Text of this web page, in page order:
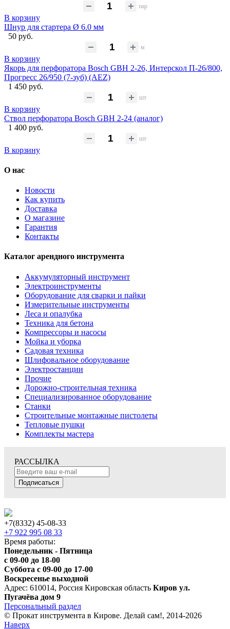
пар
В корзину
Шнур для стартера Ø 6.0 мм
50 руб.
м
В корзину
Якорь для перфоратора Bosch GBH 2-26, Интерскол П-26/800,
Прогресс 26/950 (7-зуб) (AEZ)
1 450 руб.
шт
В корзину
Ствол перфоратора Bosch GBH 2-24 (аналог)
1 400 руб.
шт
В корзину
О нас
Новости
Как купить
Доставка
О магазине
Гарантия
Контакты
Каталог арендного инструмента
Аккумуляторный инструмент
Электроинструменты
Оборудование для сварки и пайки
Измерительные инструменты
Леса и опалубка
Техника для бетона
Компрессоры и насосы
Мойка и уборка
Садовая техника
Шлифовальное оборудование
Электростанции
Прочие
Дорожно-строительная техника
Специализированное оборудование
Станки
Строительные монтажные пистолеты
Тепловые пушки
Комплекты мастера
РАССЫЛКА
Подписаться
+7(8332) 45-08-33
+7 922 995 08 33
Время работы:
Понедельник - Пятница
с 09-00 до 18-00
Суббота с 09-00 до 17-00
Воскресенье выходной
Адрес: 610014, Россия Кировская область Киров ул.
Пугачёва дом 9
Персональный раздел
© Прокат инструмента в Кирове. Делай сам!, 2014-2026
Наверх